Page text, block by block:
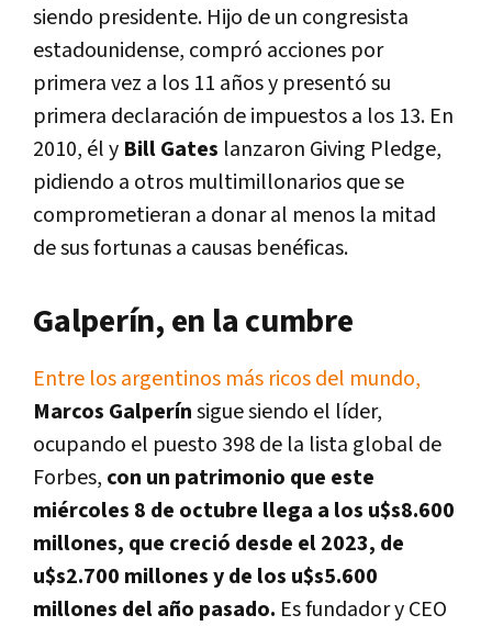
siendo presidente. Hijo de un congresista
estadounidense, compró acciones por
primera vez a los 11 años y presentó su
primera declaración de impuestos a los 13. En
2010, él y Bill Gates lanzaron Giving Pledge,
pidiendo a otros multimillonarios que se
comprometieran a donar al menos la mitad
de sus fortunas a causas benéficas.
Galperín, en la cumbre
Entre los argentinos más ricos del mundo,
Marcos Galperínsigue siendo el líder,
ocupando el puesto 398 de la lista global de
Forbes, con un patrimonio que este
miércoles 8 de octubre llega a los u$s8.600
millones, que creció desde el 2023, de
u$s2.700 millones y de los u$s5.600
millones del año pasado. Es fundador y CEO